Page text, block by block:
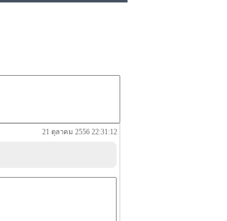
21 ตุลาคม 2556 22:31:12